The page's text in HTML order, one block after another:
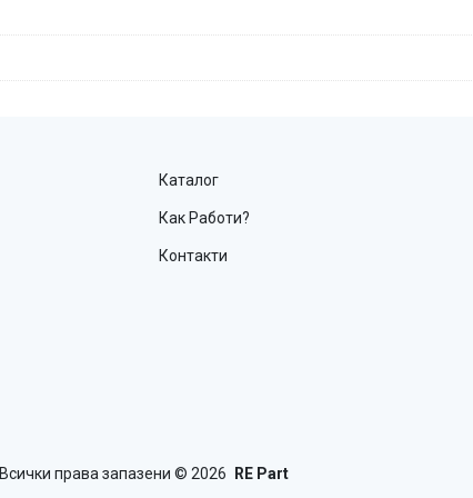
Каталог
Как Работи?
Контакти
Всички права запазени © 2026 RE Part